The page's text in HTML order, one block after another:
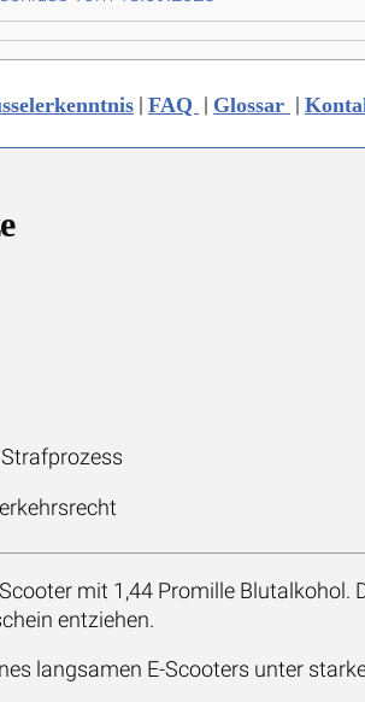
| FAQ | Glossar |
mit 1,44 Promille
entziehen.
langsamen E-Scooters unter